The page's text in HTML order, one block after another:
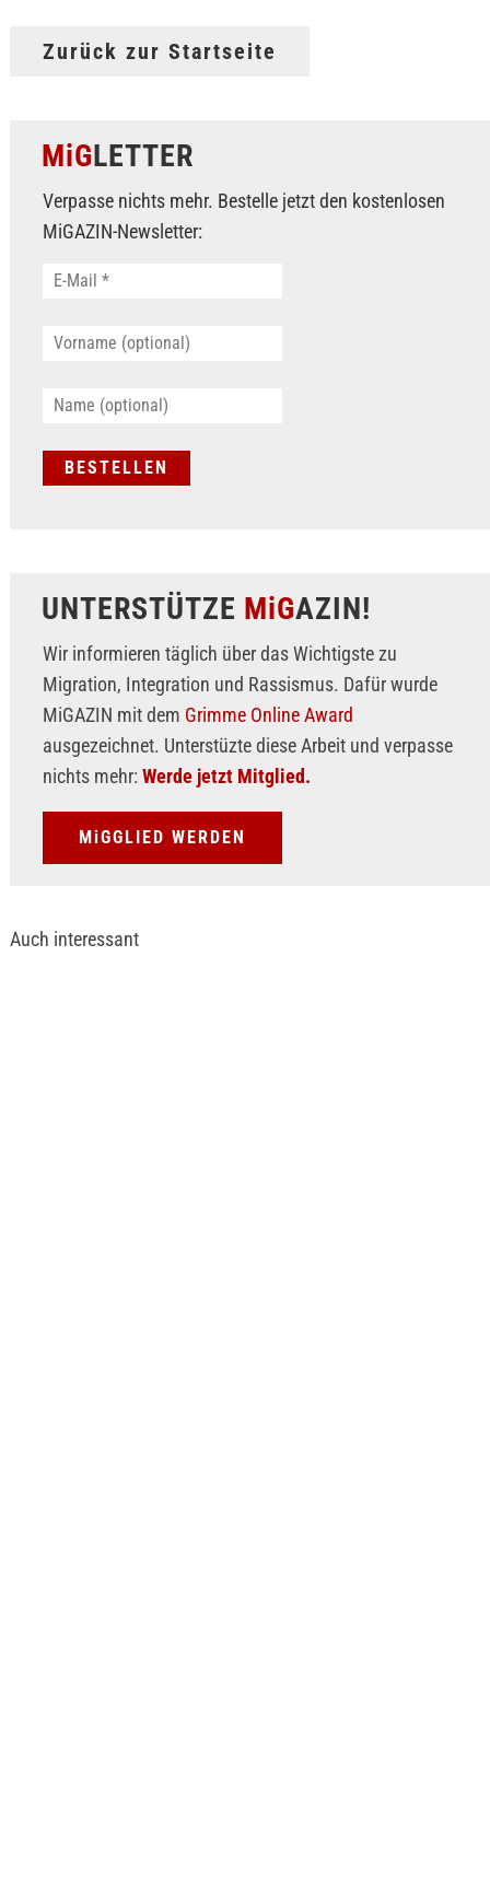
Zurück zur Startseite
MiGLETTER
Verpasse nichts mehr. Bestelle jetzt den kostenlosen
MiGAZIN-Newsletter:
UNTERSTÜTZE MiGAZIN!
Wir informieren täglich über das Wichtigste zu
Migration, Integration und Rassismus. Dafür wurde
MiGAZIN mit dem Grimme Online Award
ausgezeichnet. Unterstüzte diese Arbeit und verpasse
nichts mehr: Werde jetzt Mitglied.
MiGGLIED WERDEN
Auch interessant